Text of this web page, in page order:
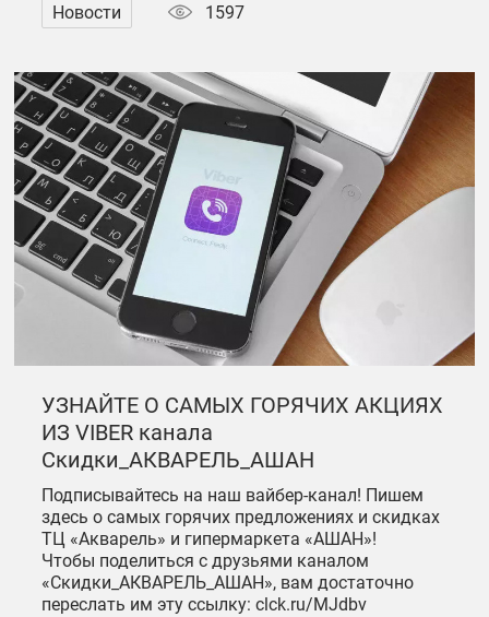
Новости 1597
УЗНАЙТЕ О САМЫХ ГОРЯЧИХ АКЦИЯХ
ИЗ VIBER канала
Скидки_АКВАРЕЛЬ_АШАН
Подписывайтесь на наш вайбер-канал! Пишем
здесь о самых горячих предложениях и скидках
ТЦ «Акварель» и гипермаркета «АШАН»!
Чтобы поделиться с друзьями каналом
«Скидки_АКВАРЕЛЬ_АШАН», вам достаточно
переслать им эту ссылку: clck.ru/MJdbv